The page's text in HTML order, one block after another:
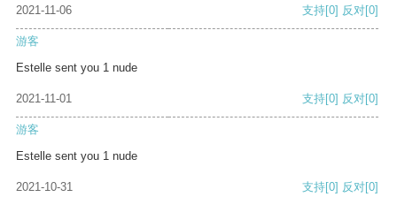
2021-11-06 支持[0] 反对[0]
游客
Estelle sent you 1 nude
2021-11-01 支持[0] 反对[0]
游客
Estelle sent you 1 nude
2021-10-31 支持[0] 反对[0]